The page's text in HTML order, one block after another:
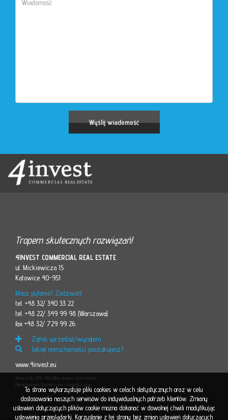
Tropem skutecznych rozwiązań!
4INVEST COMMERCIAL REAL ESTATE
ul. Mickiewicza 15
Katowice 40-951
Masz pytania? Zadzwoń!
tel. +48 32/ 340 33 22
tel. +48 22/ 349 99 98 (Warszawa)
fax +48 32/ 729 99 26
Zgłoś sprzedaż/wynajem
Jakiej nieruchomości poszukujesz?
www.4invest.eu
4invest © 2015. Wszelkie prawa zastrzeżone
Nieruchomości Komercyjne i Inwestycyjne
Ta strona wykorzystuje pliki cookies w celach statystycznych oraz w celu
dostosowania naszych serwisów do indywidualnych potrzeb klientów. Zmiany
ustawień dotyczących plików cookie można dokonać w dowolnej chwili modyfikując
ustawienia przeglądarki. Korzystanie z tej strony bez zmian ustawień dotyczących